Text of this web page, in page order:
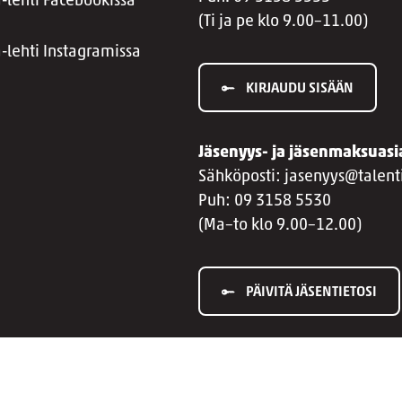
lehti Instagramissa
(Ti ja pe klo 9.00–11.00)
KIRJAUDU SISÄÄN
Jäsenyys- ja
Sähköposti:
Puh: 09 3158 5530
(Ma–to klo 9.00–12.00)
PÄIVITÄ JÄSENTIETOSI